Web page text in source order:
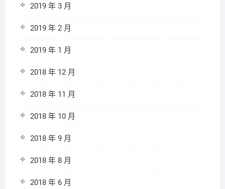
2019 年 3 月
2019 年 2 月
2019 年 1 月
2018 年 12 月
2018 年 11 月
2018 年 10 月
2018 年 9 月
2018 年 8 月
2018 年 6 月